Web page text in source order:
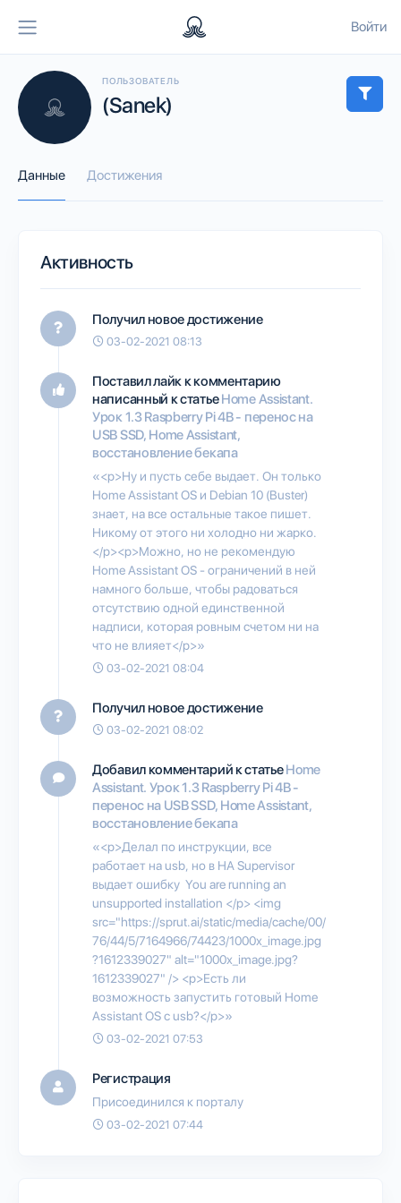
Войти
ПОЛЬЗОВАТЕЛЬ
(Sanek)
Данные Достижения
Активность
Получил новое достижение
03-02-2021 08:13
Поставил лайк к комментарию
написанный к статьеHome Assistant.
Урок 1.3 Raspberry Pi 4B - перенос на
USB SSD, Home Assistant,
восстановление бекапа
«<p>Ну и пусть себе выдает. Он только
Home Assistant OS и Debian 10 (Buster)
знает, на все остальные такое пишет.
Никому от этого ни холодно ни жарко.
</p><p>Можно, но не рекомендую
Home Assistant OS - ограничений в ней
намного больше, чтобы радоваться
отсутствию одной единственной
надписи, которая ровным счетом ни на
что не влияет</p>»
03-02-2021 08:04
Получил новое достижение
03-02-2021 08:02
Добавил комментарий к статьеHome
Assistant. Урок 1.3 Raspberry Pi 4B -
перенос на USB SSD, Home Assistant,
восстановление бекапа
«<p>Делал по инструкции, все
работает на usb, но в НА Supervisor
выдает ошибку You are running an
unsupported installation </p> <img
src="https://sprut.ai/static/media/cache/00/
76/44/5/7164966/74423/1000x_image.jpg
?1612339027" alt="1000x_image.jpg?
1612339027" /> <p>Есть ли
возможность запустить готовый Home
Assistant OS с usb?</p>»
03-02-2021 07:53
Регистрация
Присоединился к порталу
03-02-2021 07:44